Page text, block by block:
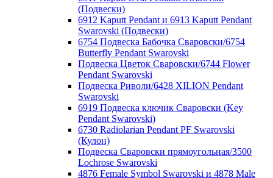
(Подвески)
6912 Kaputt Pendant и 6913 Kaputt Pendant
Swarovski (Подвески)
6754 Подвеска Бабочка Сваровски/6754
Butterfly Pendant Swarovski
Подвеска Цветок Сваровски/6744 Flower
Pendant Swarovski
Подвеска Риволи/6428 XILION Pendant
Swarovski
6919 Подвеска ключик Сваровски (Key
Pendant Swarovski)
6730 Radiolarian Pendant PF Swarovski
(Кулон)
Подвеска Сваровски прямоугольная/3500
Lochrose Swarovski
4876 Female Symbol Swarovski и 4878 Male